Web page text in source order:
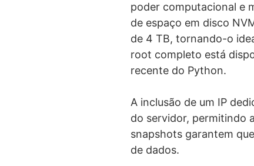
poder computacional e
de espaço em disco
de 4 TB, tornando-o
root completo está
recente do Python.
A inclusão de um IP
do servidor, permitindo
snapshots garantem
de dados.